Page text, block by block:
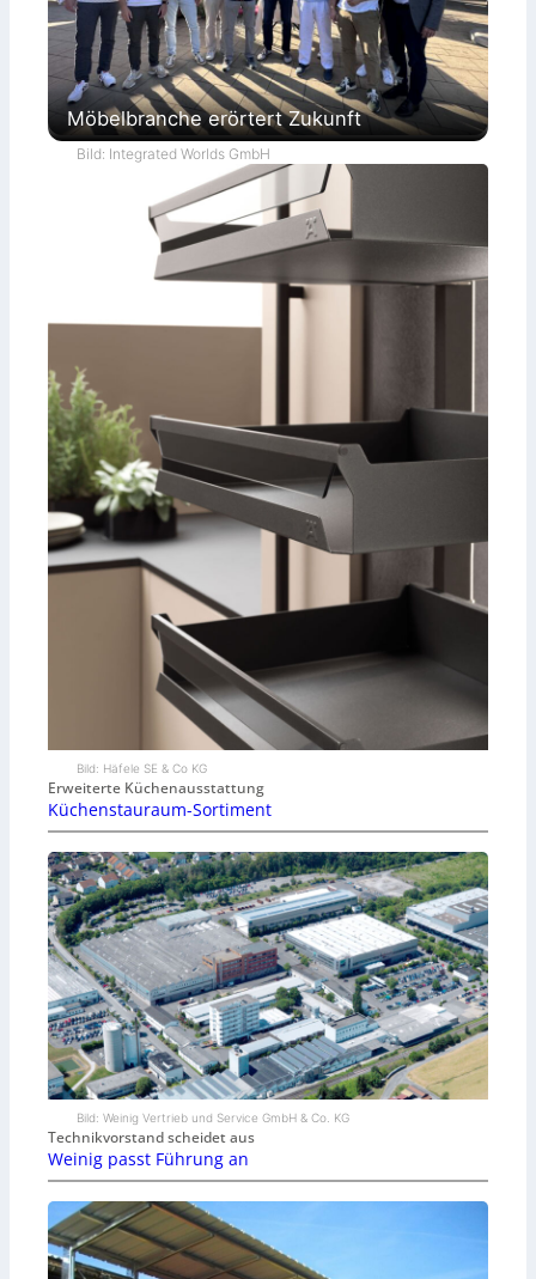
Möbelbranche erörtert Zukunft
Bild: Integrated Worlds GmbH
Bild: Häfele SE & Co KG
Erweiterte Küchenausstattung
Küchenstauraum-Sortiment
Bild: Weinig Vertrieb und Service GmbH & Co. KG
Technikvorstand scheidet aus
Weinig passt Führung an